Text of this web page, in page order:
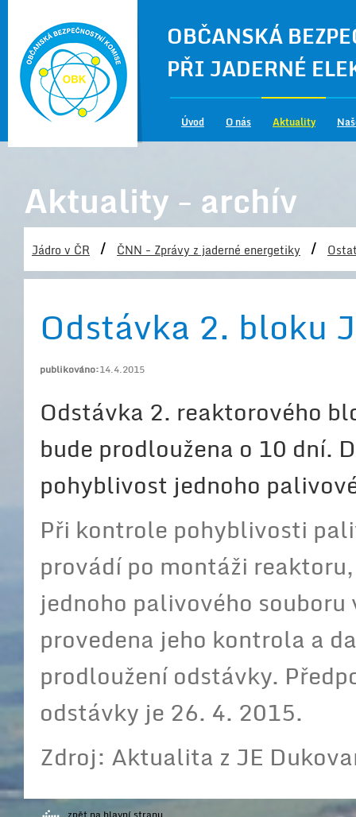
OBČANSKÁ
PŘI JADERNÉ
Úvod O nás Aktuality
Aktuality - archív
Jádro v ČR / ČNN - Zprávy z jaderné energetiky /
Odstávka 2. bloku
publikováno:14.4.2015
Odstávka 2. reaktorového
bude prodloužena o 10 dní.
pohyblivost jednoho
Při kontrole pohyblivosti
provádí po montáži
jednoho palivového
provedena jeho kontrola a
prodloužení odstávky.
odstávky je 26. 4. 2015.
Zdroj: Aktualita z JE